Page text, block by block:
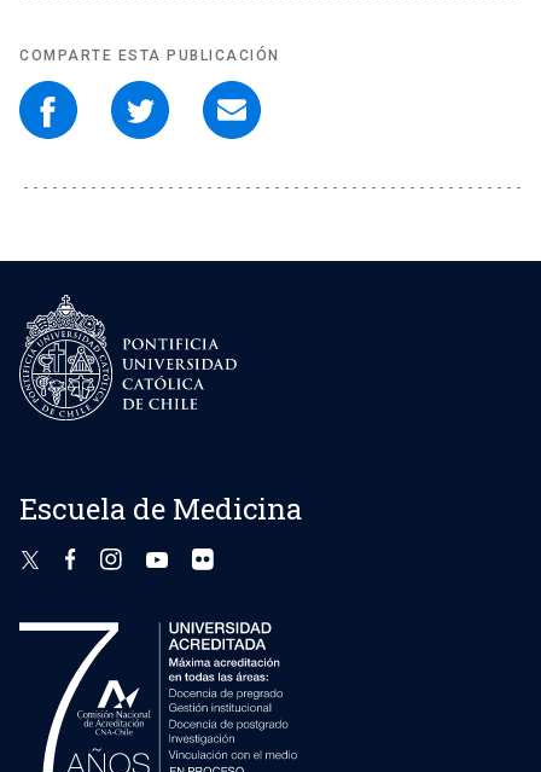
COMPARTE ESTA PUBLICACIÓN
Escuela de Medicina